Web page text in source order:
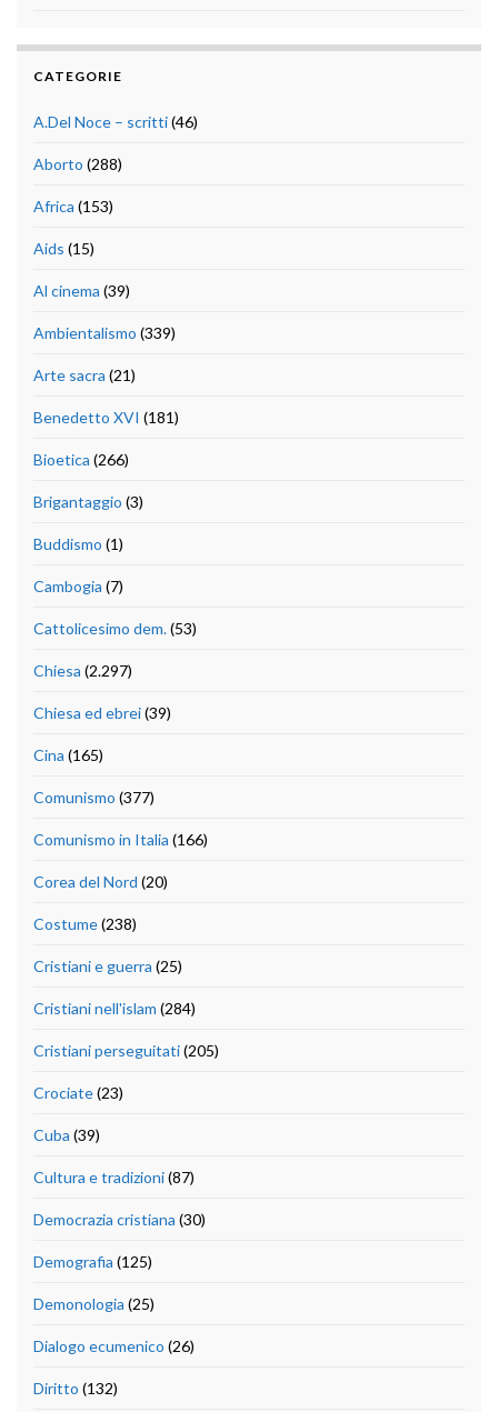
CATEGORIE
A.Del Noce – scritti(46)
Aborto (288)
Africa (153)
Aids (15)
Al cinema (39)
Ambientalismo (339)
Arte sacra (21)
Benedetto XVI (181)
Bioetica (266)
Brigantaggio (3)
Buddismo (1)
Cambogia (7)
Cattolicesimo dem.(53)
Chiesa (2.297)
Chiesa ed ebrei(39)
Cina (165)
Comunismo (377)
Comunismo in Italia (166)
Corea del Nord (20)
Costume(238)
Cristiani e guerra (25)
Cristiani nell'islam (284)
Cristiani perseguitati(205)
Crociate(23)
Cuba (39)
Cultura e tradizioni(87)
Democrazia cristiana (30)
Demografia (125)
Demonologia (25)
Dialogo ecumenico (26)
Diritto (132)